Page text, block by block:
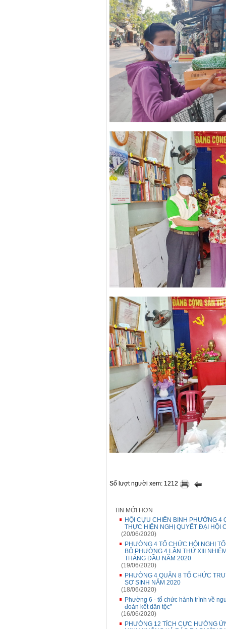
Số lượt người xem: 1212
TIN MỚI HƠN
HỘI CỰU CHIẾN BINH PHƯỜNG 4
THỰC HIỆN NGHỊ QUYẾT ĐẠI HỘI
(20/06/2020)
PHƯỜNG 4 TỔ CHỨC HỘI NGHỊ
BỘ PHƯỜNG 4 LẦN THỨ XIII
THÁNG ĐẦU NĂM 2020
(19/06/2020)
PHƯỜNG 4 QUẬN 8 TỔ CHỨC
SƠ SINH NĂM 2020
(18/06/2020)
Phường 6 - tổ chức hành trình về
đoàn kết dân tộc”
(16/06/2020)
PHƯỜNG 12 TÍCH CỰC HƯỞNG